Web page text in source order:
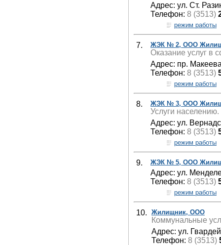
Адрес: ул. Ст.
Телефон: 8 (3513)
режим работы
7. ЖЭК № 2, ООО
Оказание услуг в
Адрес: пр.
Телефон: 8 (3513)
режим работы
8. ЖЭК № 3, ООО
Услуги населению.
Адрес: ул.
Телефон: 8 (3513)
режим работы
9. ЖЭК № 5, ООО
Адрес: ул.
Телефон: 8 (3513)
режим работы
10. Жилищник, ООО
Коммунальные
Адрес: ул.
Телефон: 8 (3513)